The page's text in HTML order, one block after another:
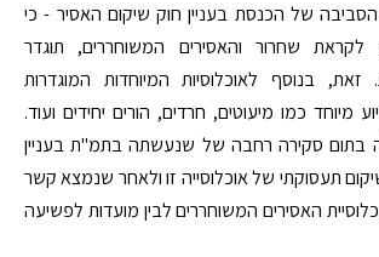
הסביבה של הכנסת בעניין חוק שיקום האסיר - כי
לקראת שחרור והאסירים המשוחררים, תוגדר
זאת, בנוסף לאוכלוסיות המיוחדות המוגדרות
מיוחד כמו מיעוטים, חרדים, הורים יחידים ועוד.
בתום סקירה רחבה של שנעשתה בתמ"ת בעניין
תעסוקתי של אוכלוסייה זו ולאחר שנמצא קשר
האסירים המשוחררים לבין מועדות לפשיעה